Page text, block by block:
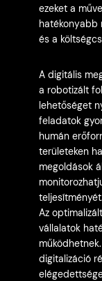
ezeket a
hatékonyabb
és a
A digitális
a robotizált
lehetőséget
feladatok
humán
területeken
megoldások
teljesítményét.
Az
vállalatok
digitalizáció